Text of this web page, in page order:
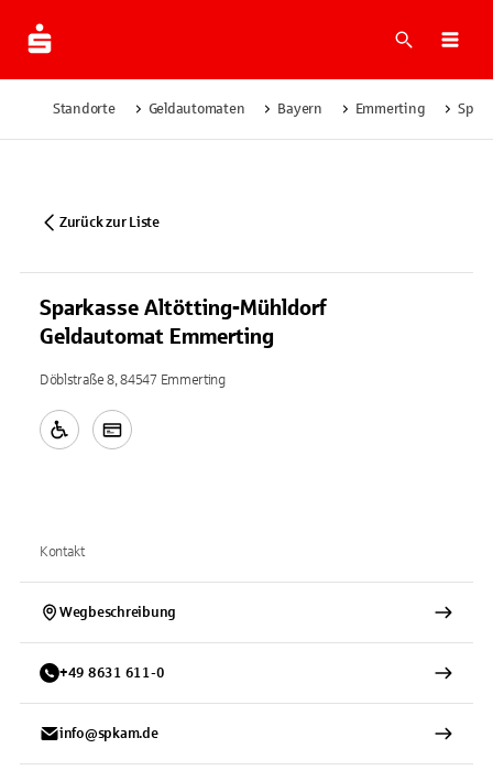
Suche
Standorte Geldautomaten Bayern Emmerting
Zurück zur Liste
Sparkasse Altötting-Mühldorf
Geldautomat Emmerting
Döblstraße 8, 84547 Emmerting
Kontakt
Wegbeschreibung
+49 8631 611-0
info@spkam.de